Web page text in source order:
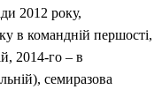
2012 року,
в командній першості,
2014-го – в
семиразова